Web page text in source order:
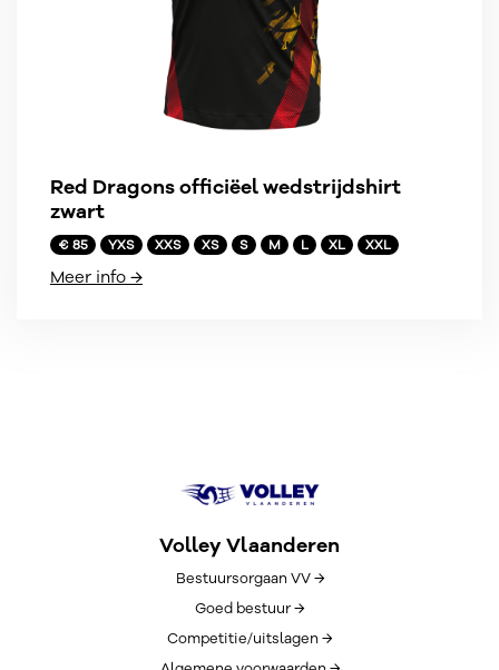
Red Dragons officiëel wedstrijdshirt
zwart
€ 85 YXS XXS XS S M L XL XXL
Meer info →
Volley Vlaanderen
Bestuursorgaan VV →
Goed bestuur →
Competitie/uitslagen →